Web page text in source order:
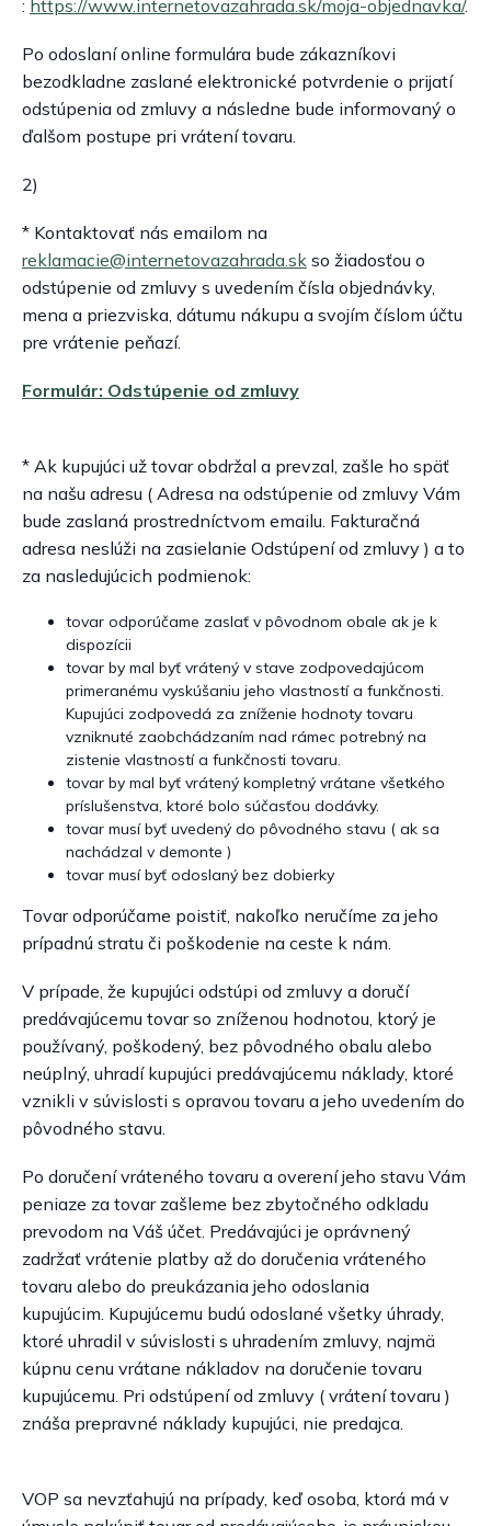
: https://www.internetovazahrada.sk/moja-objednavka/.
Po odoslaní online formulára bude zákazníkovi
bezodkladne zaslané elektronické potvrdenie o prijatí
odstúpenia od zmluvy a následne bude informovaný o
ďalšom postupe pri vrátení tovaru.
2)
* Kontaktovať nás emailom na
reklamacie@internetovazahrada.sk so žiadosťou o
odstúpenie od zmluvy s uvedením čísla objednávky,
mena a priezviska, dátumu nákupu a svojím číslom účtu
pre vrátenie peňazí.
Formulár: Odstúpenie od zmluvy
* Ak kupujúci už tovar obdržal a prevzal, zašle ho späť
na našu adresu ( Adresa na odstúpenie od zmluvy Vám
bude zaslaná prostredníctvom emailu. Fakturačná
adresa neslúži na zasielanie Odstúpení od zmluvy ) a to
za nasledujúcich podmienok:
tovar odporúčame zaslať v pôvodnom obale ak je k
dispozícii
tovar by mal byť vrátený v stave zodpovedajúcom
primeranému vyskúšaniu jeho vlastností a funkčnosti.
Kupujúci zodpovedá za zníženie hodnoty tovaru
vzniknuté zaobchádzaním nad rámec potrebný na
zistenie vlastností a funkčnosti tovaru.
tovar by mal byť vrátený kompletný vrátane všetkého
príslušenstva, ktoré bolo súčasťou dodávky.
tovar musí byť uvedený do pôvodného stavu ( ak sa
nachádzal v demonte )
tovar musí byť odoslaný bez dobierky
Tovar odporúčame poistiť, nakoľko neručíme za jeho
prípadnú stratu či poškodenie na ceste k nám.
V prípade, že kupujúci odstúpi od zmluvy a doručí
predávajúcemu tovar so zníženou hodnotou, ktorý je
používaný, poškodený, bez pôvodného obalu alebo
neúplný, uhradí kupujúci predávajúcemu náklady, ktoré
vznikli v súvislosti s opravou tovaru a jeho uvedením do
pôvodného stavu.
Po doručení vráteného tovaru a overení jeho stavu Vám
peniaze za tovar zašleme bez zbytočného odkladu
prevodom na Váš účet. Predávajúci je oprávnený
zadržať vrátenie platby až do doručenia vráteného
tovaru alebo do preukázania jeho odoslania
kupujúcim. Kupujúcemu budú odoslané všetky úhrady,
ktoré uhradil v súvislosti s uhradením zmluvy, najmä
kúpnu cenu vrátane nákladov na doručenie tovaru
kupujúcemu. Pri odstúpení od zmluvy ( vrátení tovaru )
znáša prepravné náklady kupujúci, nie predajca.
VOP sa nevzťahujú na prípady, keď osoba, ktorá má v